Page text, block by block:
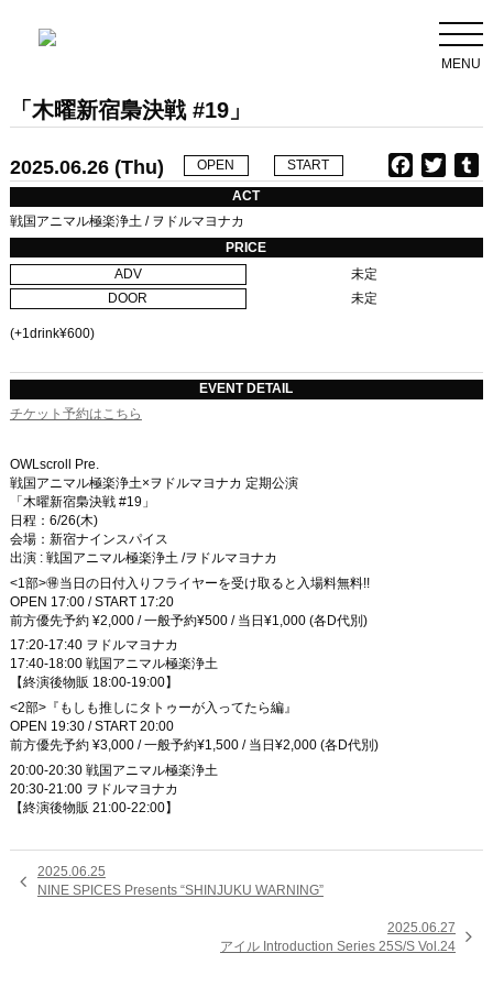
MENU
「木曜新宿梟決戦 #19」
2025.06.26 (Thu) OPEN START
a
e
b
w
t
t
u
b
l
ACT
戦国アニマル極楽浄土 / ヲドルマヨナカ
PRICE
ADV
未定
DOOR
未定
(+1drink¥600)
EVENT DETAIL
チケット予約はこちら
OWLscroll Pre.
戦国アニマル極楽浄土×ヲドルマヨナカ 定期公演
「木曜新宿梟決戦 #19」
日程：6/26(木)
会場：新宿ナインスパイス
出演 : 戦国アニマル極楽浄土 /ヲドルマヨナカ
<1部>🉐当日の日付入りフライヤーを受け取ると入場料無料!!
OPEN 17:00 / START 17:20
前方優先予約 ¥2,000 / 一般予約¥500 / 当日¥1,000 (各D代別)
17:20-17:40 ヲドルマヨナカ
17:40-18:00 戦国アニマル極楽浄土
【終演後物販 18:00-19:00】
<2部>『もしも推しにタトゥーが入ってたら編』
OPEN 19:30 / START 20:00
前方優先予約 ¥3,000 / 一般予約¥1,500 / 当日¥2,000 (各D代別)
20:00-20:30 戦国アニマル極楽浄土
20:30-21:00 ヲドルマヨナカ
【終演後物販 21:00-22:00】

2025.06.25
NINE SPICES Presents “SHINJUKU WARNING”
2025.06.27
アイル Introduction Series 25S/S Vol.24
